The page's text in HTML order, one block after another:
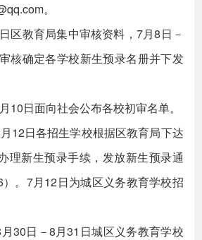
。
教育局集中审核资料，7月8日－
核确定各学校新生预录名册并下发
日面向社会公布各校初审名单。
日各招生学校根据区教育局下达
理新生预录手续，发放新生预录通
。7月12日为城区义务教育学校招
日－8月31日城区义务教育学校